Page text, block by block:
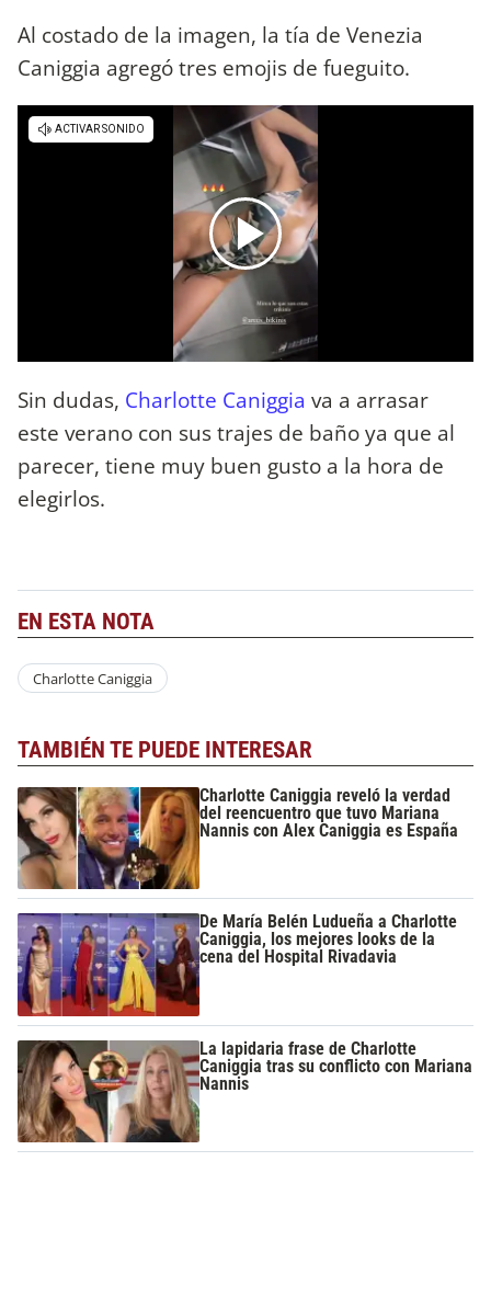
Al costado de la imagen, la tía de Venezia
Caniggia agregó tres emojis de fueguito.
Sin dudas, Charlotte Caniggia va a arrasar
este verano con sus trajes de baño ya que al
parecer, tiene muy buen gusto a la hora de
elegirlos.
EN ESTA NOTA
Charlotte Caniggia
TAMBIÉN TE PUEDE INTERESAR
Charlotte Caniggia reveló la verdad
del reencuentro que tuvo Mariana
Nannis con Alex Caniggia es España
De María Belén Ludueña a Charlotte
Caniggia, los mejores looks de la
cena del Hospital Rivadavia
La lapidaria frase de Charlotte
Caniggia tras su conflicto con Mariana
Nannis